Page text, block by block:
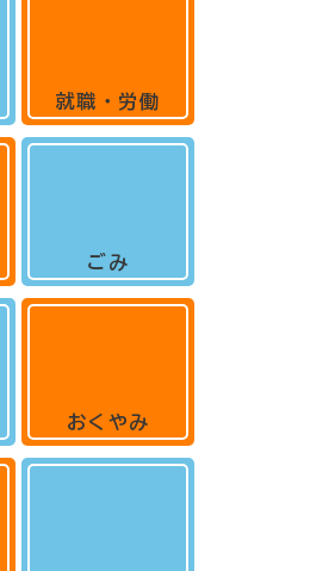
就職・労働
ごみ
おくやみ